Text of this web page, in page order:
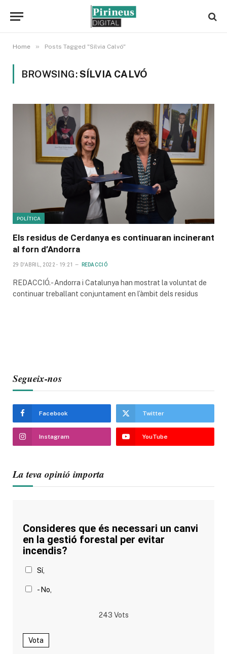
Home » Posts Tagged "Sílvia Calvó"
BROWSING:SÍLVIA CALVÓ
POLÍTICA
Els residus de Cerdanya es continuaran incinerant
al forn d’Andorra
29 D'ABRIL, 2022 - 19:21 REDACCIÓ
REDACCIÓ.- Andorra i Catalunya han mostrat la voluntat de
continuar treballant conjuntament en l’àmbit dels residus
Segueix-nos
Facebook Twitter
Instagram YouTube
La teva opinió importa
Consideres que és necessari un canvi
en la gestió forestal per evitar
incendis?
Sí,
- No,
243 Vots
Vota